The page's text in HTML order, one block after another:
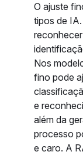
O ajuste
tipos de
Nos
fino pode
e
além da
processo
e caro. A